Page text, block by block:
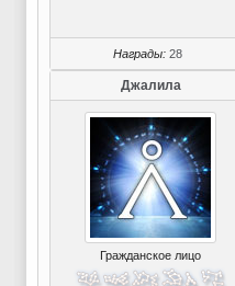
Награды: 28
Джалила
Гражданское лицо